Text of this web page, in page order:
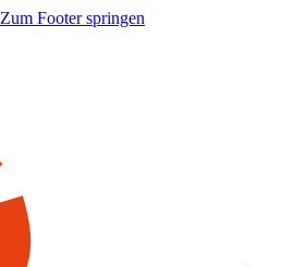
Zum Footer springen